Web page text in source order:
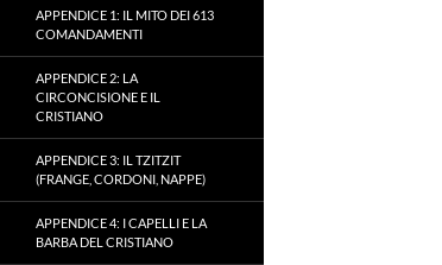
APPENDICE 1: IL MITO DEI 613
COMANDAMENTI
APPENDICE 2: LA
CIRCONCISIONE E IL
CRISTIANO
APPENDICE 3: IL TZITZIT
(FRANGE, CORDONI, NAPPE)
APPENDICE 4: I CAPELLI E LA
BARBA DEL CRISTIANO